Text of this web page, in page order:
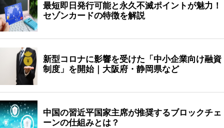
最短即日発行可能と永久不滅ポイントが魅力！
セゾンカードの特徴を解説
新型コロナに影響を受けた「中小企業向け融資
制度」を開始｜大阪府・静岡県など
中国の習近平国家主席が推奨するブロックチェ
ーンの仕組みとは？